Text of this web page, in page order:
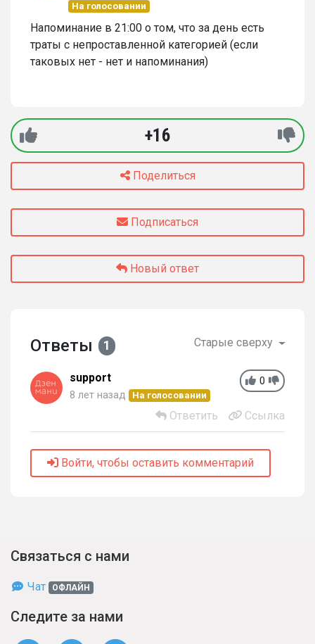
На голосовании
Напоминание в 21:00 о том, что за день есть
траты с непроставленной категорией (если
таковых нет - нет и напоминания)
+16
Поделиться
Подписаться
Новый ответ
Ответы 1 Старые сверху
0
support
8 лет назад На голосовании
Ответить Ссылка
Войти, чтобы оставить комментарий
Связаться с нами
Чат ОФЛАЙН
Следите за нами